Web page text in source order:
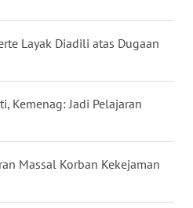
Layak Diadili atas Dugaan
Kemenag: Jadi Pelajaran
Massal Korban Kekejaman